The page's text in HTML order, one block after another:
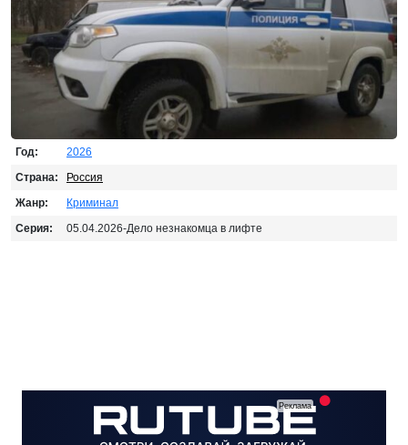
Год:
2026
Страна:
Россия
Жанр:
Криминал
Серия:
05.04.2026-Дело незнакомца в лифте